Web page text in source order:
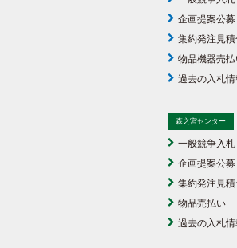
企画提案公募
集約発注見
物品機器売
過去の入札情
森之宮センター
一般競争入札
企画提案公募
集約発注見
物品売払い
過去の入札情